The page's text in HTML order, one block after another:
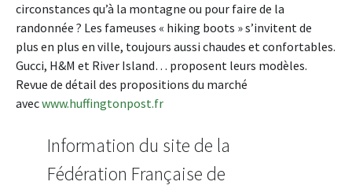
circonstances qu’à la montagne ou pour faire de la
randonnée ? Les fameuses « hiking boots » s’invitent de
plus en plus en ville, toujours aussi chaudes et confortables.
Gucci, H&M et River Island… proposent leurs modèles.
Revue de détail des propositions du marché
avecwww.huffingtonpost.fr
Information du site de la
Fédération Française de